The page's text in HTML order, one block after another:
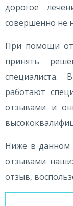
дорогое
совершенно не
При помощи
принять
специалиста.
работают
отзывами и
Ниже в данном
отзывами
отзыв,